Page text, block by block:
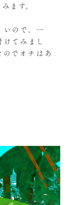
ます。
いので、一
てみまし
でオチはあ